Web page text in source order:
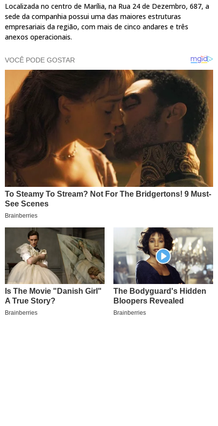
Localizada no centro de Marília, na Rua 24 de Dezembro, 687, a
sede da companhia possui uma das maiores estruturas
empresariais da região, com mais de cinco andares e três
anexos operacionais.